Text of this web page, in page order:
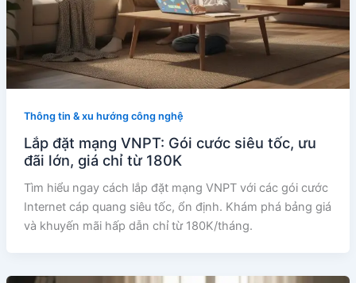
Thông tin & xu hướng công nghệ
Lắp đặt mạng VNPT: Gói cước siêu tốc, ưu
đãi lớn, giá chỉ từ 180K
Tìm hiểu ngay cách lắp đặt mạng VNPT với các gói cước
Internet cáp quang siêu tốc, ổn định. Khám phá bảng giá
và khuyến mãi hấp dẫn chỉ từ 180K/tháng.